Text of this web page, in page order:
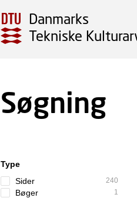
Danmarks
Tekniske
Søgning
Type
Sider
240
Bøger 1